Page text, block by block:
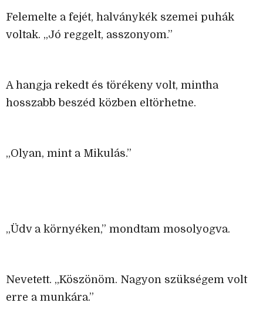
Felemelte a fejét, halványkék szemei puhák
voltak. „Jó reggelt, asszonyom.”
A hangja rekedt és törékeny volt, mintha
hosszabb beszéd közben eltörhetne.
„Olyan, mint a Mikulás.”
„Üdv a környéken,” mondtam mosolyogva.
Nevetett. „Köszönöm. Nagyon szükségem volt
erre a munkára.”